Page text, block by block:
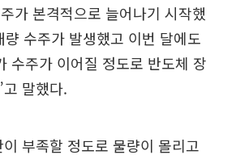
가 본격적으로 늘어나기 시작했
수주가 발생했고 이번 달에도
수주가 이어질 정도로 반도체 장
말했다.
부족할 정도로 물량이 몰리고